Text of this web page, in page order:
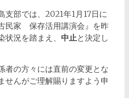
支部では、2021年1月17日に
民家 保存活用講演会』を昨
況を踏まえ、 中止と決定し
者の方々には直前の変更とな
せんがご理解賜りますよう申